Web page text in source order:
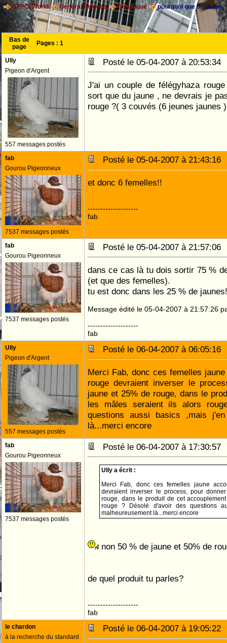
CFPOI World Général Pigeons Génétique
pourquoi que du jaune
?
Bas de
page
Pages : 1
Ully
Pigeon d'Argent
557 messages postés
Posté le 05-04-2007 à
J'ai un couple de félégyhaza
sort que du jaune , ne devrais je
rouge ?( 3 couvés (6 jeunes jaunes )
fab
Gourou Pigeonneux
7537 messages postés
Posté le 05-04-2007 à
et donc 6 femelles!!
--------------------
fab
fab
Gourou Pigeonneux
7537 messages postés
Posté le 05-04-2007 à
dans ce cas là tu dois sortir 75 %
(et que des femelles).
tu est donc dans les 25 % de
Message édité le 05-04-2007 à 21:57:26
--------------------
fab
Ully
Pigeon d'Argent
557 messages postés
Posté le 06-04-2007 à
Merci Fab, donc ces femelles
rouge devraient inverser le
jaune et 25% de rouge, dans le
les mâles seraient ils alors
questions aussi basics ,mais j'en
là...merci encore
fab
Gourou Pigeonneux
7537 messages postés
Posté le 06-04-2007 à
Ully a écrit :
Merci Fab, donc ces femelles jaune
devraient inverser le process, pour
rouge, dans le produit de cet
rouge ? Désolé d'avoir des questions
malheureusement là...merci encore
non 50 % de jaune et 50% de
de quel produit tu parles?
--------------------
fab
le chardon
à la recherche du standard
Posté le 06-04-2007 à